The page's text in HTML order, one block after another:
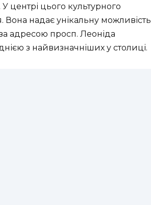
У центрі цього культурного
Вона надає унікальну можливість
адресою просп. Леоніда
з найвизначніших у столиці.